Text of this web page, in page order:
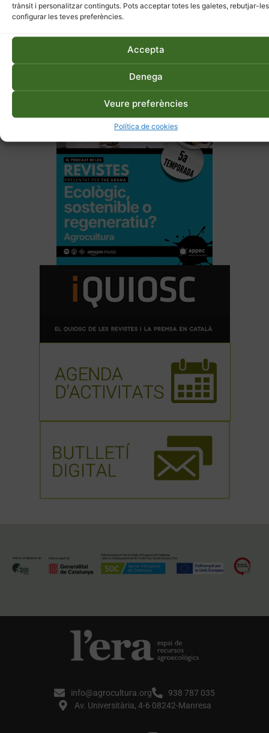
trànsit i personalitzar continguts. Pots acceptar totes les galetes, rebutjar-
configurar les teves preferències.
Accepta
Denega
Veure preferències
Política de cookies
info@agrocultura.org
938 787 035
Av. Universitària, 4-6 08242-Manresa